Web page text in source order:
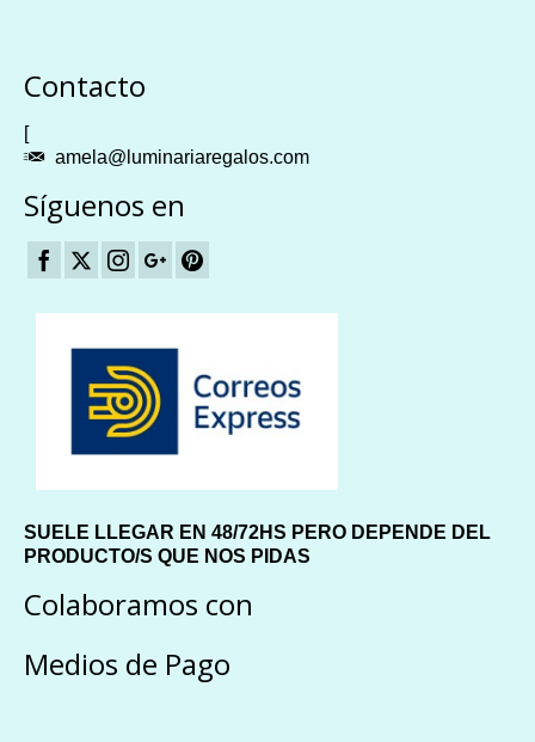
Contacto
[
amela@luminariaregalos.com
Síguenos en
SUELE LLEGAR EN 48/72HS PERO DEPENDE DEL
PRODUCTO/S QUE NOS PIDAS
Colaboramos con
Medios de Pago